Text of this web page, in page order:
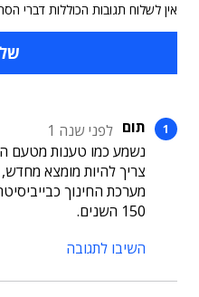
אין לשלוח תגובות הכוללות דברי
תום לפני שנה 1
נשמע כמו טענות מטעם
צריך להיות מומצא
מערכת החינוך
150 השנים.
השיבו לתגובה